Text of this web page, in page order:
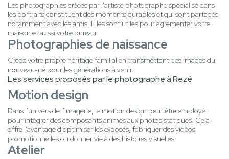
Les photographies créées par l'artiste photographe spécialisé dans
les portraits constituent des moments durables et qui sont partagés
notamment avec les amis. Elles sont utiles pour agrémenter votre
maison et aussi votre bureau.
Photographies de naissance
Créez votre propre héritage familial en transmettant des images du
nouveau-né pour les générations à venir.
Les services proposés par le photographe à Rezé
Motion design
Dans l'univers de l'imagerie, le motion design peut être employé
pour intégrer des composants animés aux photos statiques. Cela
offre l'avantage d'optimiser les exposés, fabriquer des vidéos
promotionnelles ou donner vie à des histoires visuelles.
Atelier